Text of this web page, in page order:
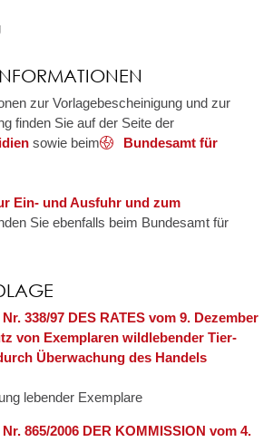
zur Vorlagebescheinigung und zur
finden Sie auf der Seite der
sowie beim
Bundesamt für
Ein- und Ausfuhr und zum
Sie ebenfalls beim Bundesamt für
338/97 DES RATES vom 9. Dezember
von Exemplaren wildlebender Tier-
Überwachung des Handels
lebender Exemplare
865/2006 DER KOMMISSION vom 4.